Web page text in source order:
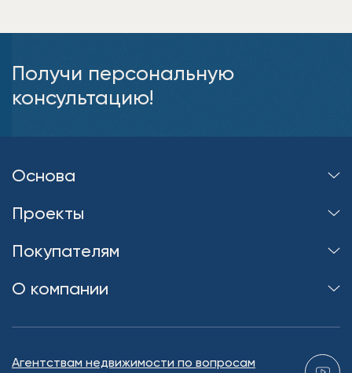
Получи персональную
консультацию!
Основа
Проекты
Покупателям
О компании
Агентствам недвижимости по вопросам